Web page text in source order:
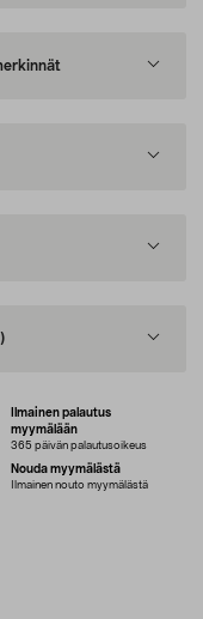
Ilmainen palautus
myymälään
365 päivän palautusoikeus
Nouda myymälästä
Ilmainen nouto myymälästä